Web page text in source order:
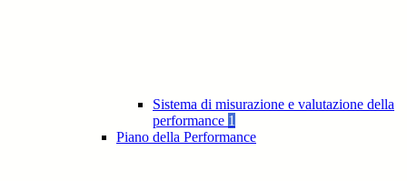
Sistema di misurazione e valutazione della
performance 1
Piano della Performance